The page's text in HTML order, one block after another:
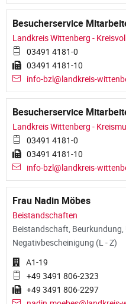
Besucherservice
Landkreis Wittenberg -
03491 4181-0
03491 4181-10
info-bzl@landkreis-
Besucherservice
Landkreis Wittenberg -
03491 4181-0
03491 4181-10
info-bzl@landkreis-
Frau Nadin Möbes
Beistandschaften
Beistandschaft,
Negativbescheinigung (L - Z)
A1-19
+49 3491 806-2323
+49 3491 806-2297